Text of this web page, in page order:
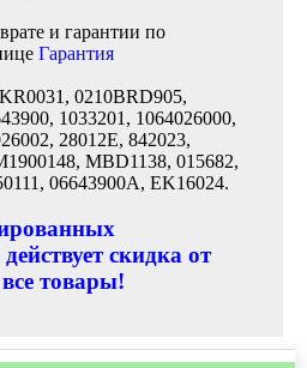
и гарантии по
Гарантия
0210BRD905,
1033201, 1064026000,
28012E, 842023,
MBD1138, 015682,
06643900A, EK16024.
скидка от
товары!